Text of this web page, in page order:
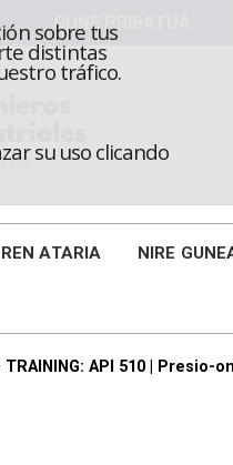
sobre tus
distintas
tráfico.
su uso clicando
ATARIA NIRE
TRAINING: API 510 |